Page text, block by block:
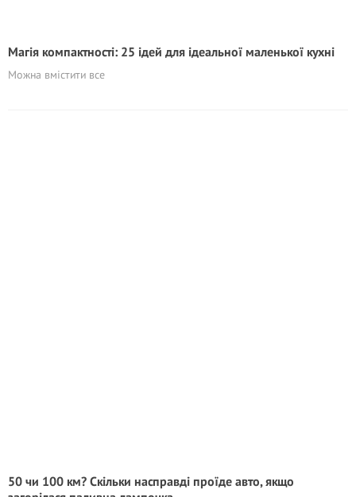
Магія компактності: 25 ідей для ідеальної маленької кухні
Можна вмістити все
50 чи 100 км? Скільки насправді проїде авто, якщо